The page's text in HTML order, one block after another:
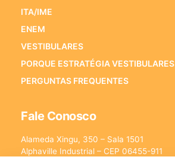
ITA/IME
ENEM
VESTIBULARES
PORQUE ESTRATÉGIA VESTIBULARES
PERGUNTAS FREQUENTES
Fale Conosco
Alameda Xingu, 350 – Sala 1501
Alphaville Industrial – CEP 06455-911